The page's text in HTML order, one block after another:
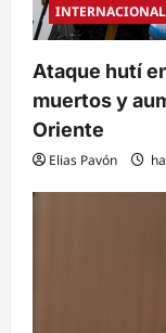
Ataque hutí
muertos y
Oriente
Elias Pavón